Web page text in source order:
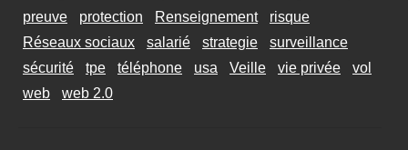
preuve
protection Renseignement
risque
Réseaux sociaux
salarié strategie
surveillance
sécurité
tpe téléphone usa Veille vie privée
vol
web
web 2.0